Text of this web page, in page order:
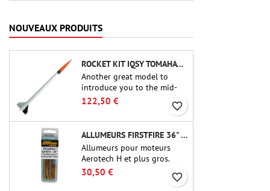
NOUVEAUX PRODUITS
ROCKET KIT IQSY TOMAHAWK - AEROTECH
Another great model to
introduce you to the mid-
power.A scale replica of a
famous sounding rocket,
small in size and peefect to
move to higher-level kits.
122,50 € favorite_border
ALLUMEURS FIRSTFIRE 36" - AEROTECH
Allumeurs pour moteurs
Aerotech H et plus gros.
Allumage fiable des moteurs
jusqu'à 91 cm de longu
30,50 € favorite_border